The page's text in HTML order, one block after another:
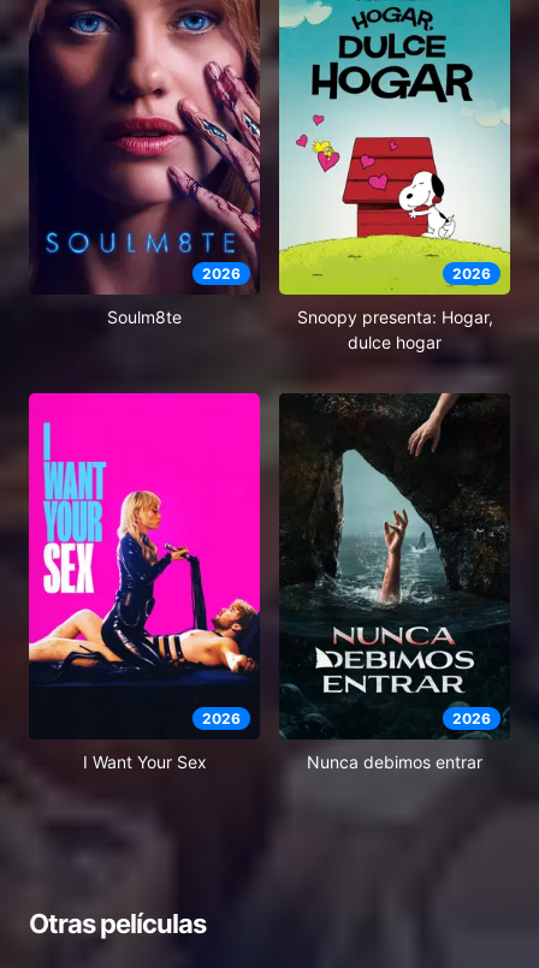
2026
Soulm8te
2026
Snoopy presenta: Hogar,
dulce hogar
2026
I Want Your Sex
2026
Nunca debimos entrar
Otras películas